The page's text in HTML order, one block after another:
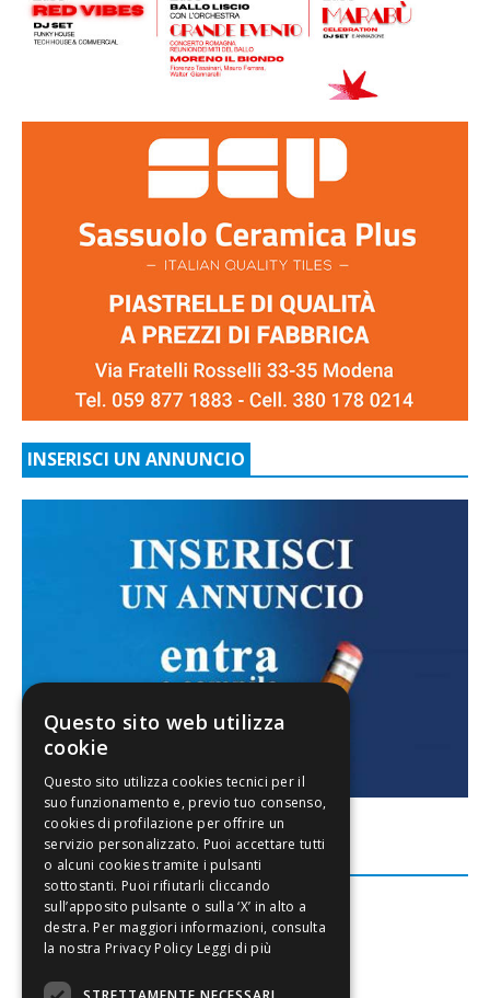
INSERISCI UN ANNUNCIO
FACEBOOK
Questo sito web utilizza
cookie
Leggi di più